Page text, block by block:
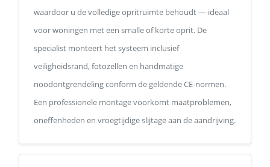
waardoor u de volledige opritruimte behoudt — ideaal
voor woningen met een smalle of korte oprit. De
specialist monteert het systeem inclusief
veiligheidsrand, fotozellen en handmatige
noodontgrendeling conform de geldende CE-normen.
Een professionele montage voorkomt maatproblemen,
oneffenheden en vroegtijdige slijtage aan de aandrijving.